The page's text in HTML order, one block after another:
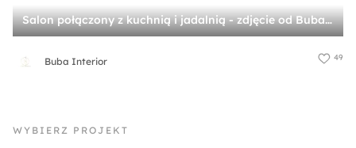
Salon połączony z kuchnią i jadalnią - zdjęcie od Buba Interior
Buba Interior 49
WYBIERZ PROJEKT